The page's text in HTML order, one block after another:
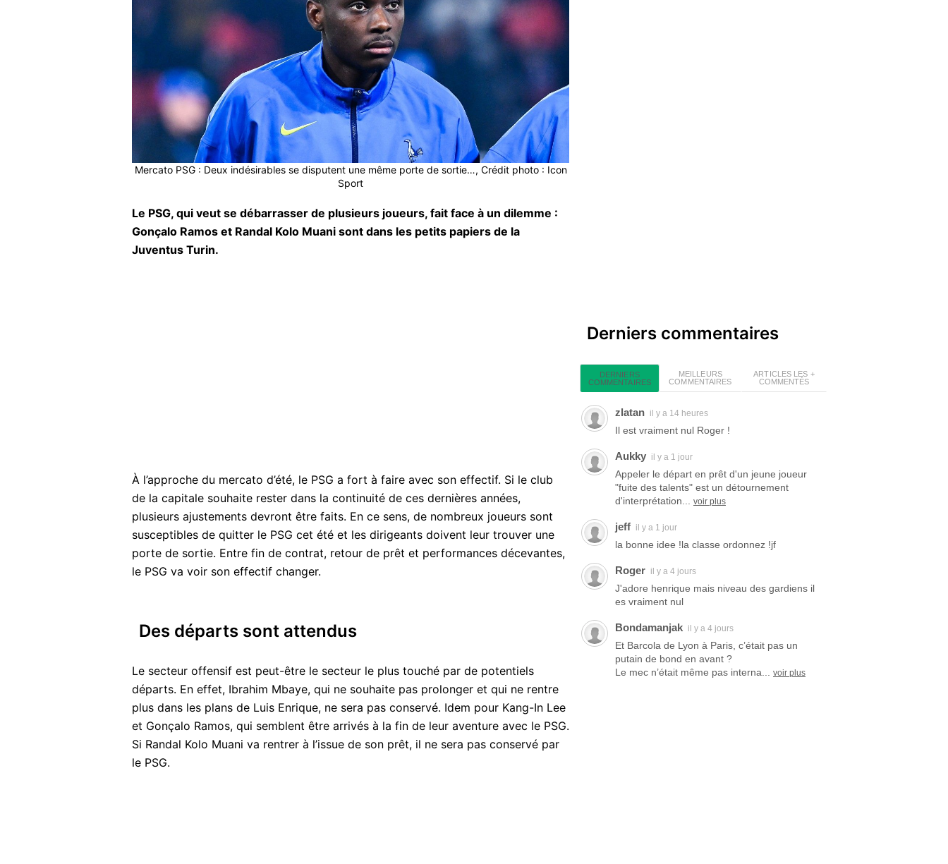
Mercato PSG : Deux indésirables se disputent une même porte de sortie…, Crédit photo : Icon
Sport
Le PSG, qui veut se débarrasser de plusieurs joueurs, fait face à un dilemme :
Gonçalo Ramos et Randal Kolo Muani sont dans les petits papiers de la
Juventus Turin.
À l’approche du mercato d’été, le PSG a fort à faire avec son effectif. Si le club
de la capitale souhaite rester dans la continuité de ces dernières années,
plusieurs ajustements devront être faits. En ce sens, de nombreux joueurs sont
susceptibles de quitter le PSG cet été et les dirigeants doivent leur trouver une
porte de sortie. Entre fin de contrat, retour de prêt et performances décevantes,
le PSG va voir son effectif changer.
Des départs sont attendus
Le secteur offensif est peut-être le secteur le plus touché par de potentiels
départs. En effet, Ibrahim Mbaye, qui ne souhaite pas prolonger et qui ne rentre
plus dans les plans de Luis Enrique, ne sera pas conservé. Idem pour Kang-In Lee
et Gonçalo Ramos, qui semblent être arrivés à la fin de leur aventure avec le PSG.
Si Randal Kolo Muani va rentrer à l’issue de son prêt, il ne sera pas conservé par
le PSG.
Derniers commentaires
DERNIERS
COMMENTAIRES
MEILLEURS
COMMENTAIRES
ARTICLES LES +
COMMENTÉS
zlatan il y a 14 heures
Il est vraiment nul Roger !
Aukky il y a 1 jour
Appeler le départ en prêt d'un jeune joueur
"fuite des talents" est un détournement
d'interprétation...
voir plus
jeff il y a 1 jour
la bonne idee !la classe ordonnez !jf
Roger il y a 4 jours
J'adore henrique mais niveau des gardiens il
es vraiment nul
Bondamanjak il y a 4 jours
Et Barcola de Lyon à Paris, c’était pas un
putain de bond en avant ?
Le mec n’était même pas interna...
voir plus